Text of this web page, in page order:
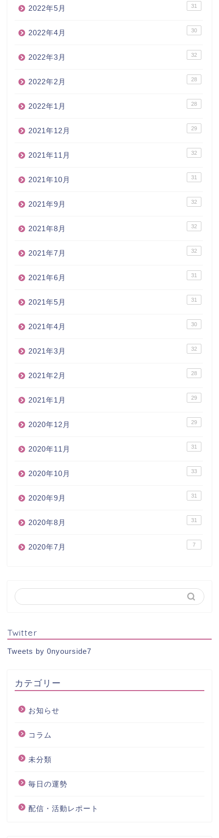
2022年5月 31
2022年4月 30
2022年3月 32
2022年2月 28
2022年1月 28
2021年12月 29
2021年11月 32
2021年10月 31
2021年9月 32
2021年8月 32
2021年7月 32
2021年6月 31
2021年5月 31
2021年4月 30
2021年3月 32
2021年2月 28
2021年1月 29
2020年12月 29
2020年11月 31
2020年10月 33
2020年9月 31
2020年8月 31
2020年7月 7
Twitter
Tweets by 0nyourside7
カテゴリー
お知らせ
コラム
未分類
毎日の運勢
配信・活動レポート